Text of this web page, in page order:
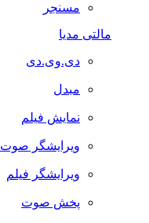
مسنجر
مالتی مدیا
دی.وی.دی
مبدل
نمایش فیلم
ویرایشگر صوت
ویرایشگر فیلم
پخش صوت